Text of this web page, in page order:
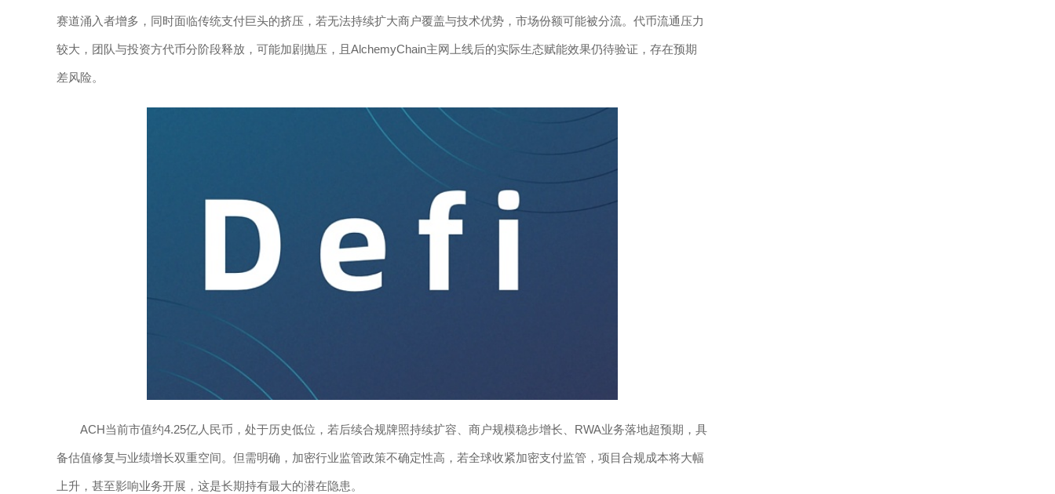
赛道涌入者增多，同时面临传统支付巨头的挤压，若无法持续扩大商户覆盖与技术优势，市场份额可能被分流。代币流通压力
较大，团队与投资方代币分阶段释放，可能加剧抛压，且AlchemyChain主网上线后的实际生态赋能效果仍待验证，存在预期
差风险。
ACH当前市值约4.25亿人民币，处于历史低位，若后续合规牌照持续扩容、商户规模稳步增长、RWA业务落地超预期，具
备估值修复与业绩增长双重空间。但需明确，加密行业监管政策不确定性高，若全球收紧加密支付监管，项目合规成本将大幅
上升，甚至影响业务开展，这是长期持有最大的潜在隐患。